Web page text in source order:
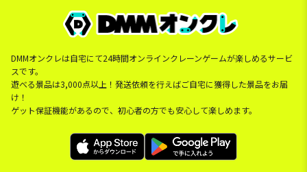
DMMオンクレは自宅にて24時間オンラインクレーンゲームが楽しめるサービ
スです。
遊べる景品は3,000点以上！発送依頼を行えばご自宅に獲得した景品をお届
け！
ゲット保証機能があるので、初心者の方でも安心して楽しめます。